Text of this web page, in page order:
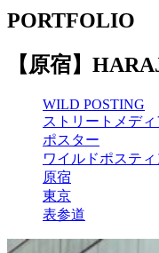
PORTFOLIO
【原宿】
WILD POSTING
ストリートメディ
ポスター
ワイルドポステ
原宿
東京
表参道